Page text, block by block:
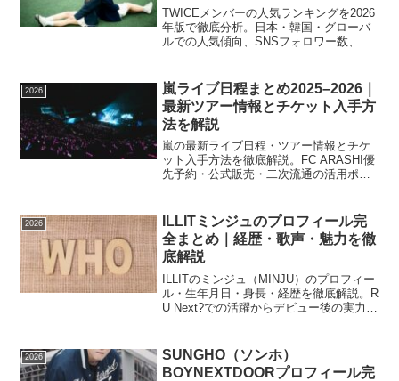
TWICEメンバーの人気ランキングを2026
年版で徹底分析。日本・韓国・グローバ
ルでの人気傾向、SNSフォロワー数、各
2026
嵐ライブ日程まとめ2025–2026｜
最新ツアー情報とチケット入手方
法を解説
嵐の最新ライブ日程・ツアー情報とチケ
ット入手方法を徹底解説。FC ARASHI優
先予約・公式販売・二次流通の活用ポイ
2026
ILLITミンジュのプロフィール完
全まとめ｜経歴・歌声・魅力を徹
底解説
ILLITのミンジュ（MINJU）のプロフィー
ル・生年月日・身長・経歴を徹底解説。R
U Next?での活躍からデビュー後の実力、
2026
SUNGHO（ソンホ）
BOYNEXTDOORプロフィール完